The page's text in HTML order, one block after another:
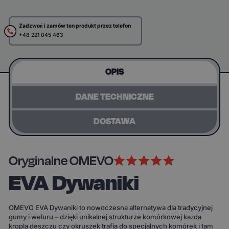
Zadzwoń i zamów ten produkt przez telefon
+48 221 045 463
OPIS
DANE TECHNICZNE
DOSTAWA
Oryginalne OMEVO
EVA Dywaniki
OMEVO EVA Dywaniki to nowoczesna alternatywa dla tradycyjnej
gumy i weluru – dzięki unikalnej strukturze komórkowej każda
kropla deszczu czy okruszek trafia do specjalnych komórek i tam